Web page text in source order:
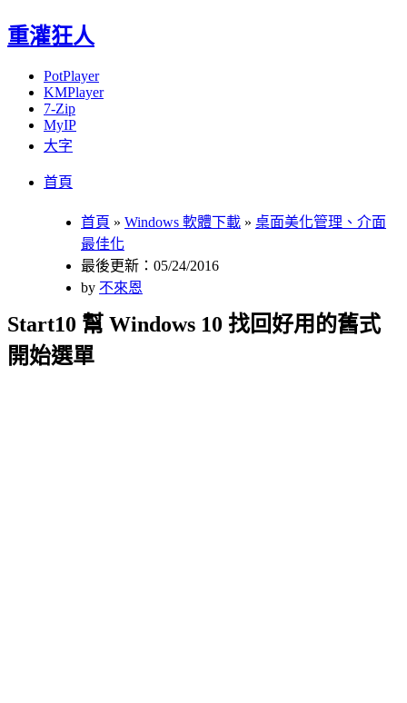
重灌狂人
PotPlayer
KMPlayer
7-Zip
MyIP
大字
首頁
首頁 » Windows 軟體下載 » 桌面美化管理、介面
最佳化
最後更新：05/24/2016
by 不來恩
Start10 幫 Windows 10 找回好用的舊式
開始選單